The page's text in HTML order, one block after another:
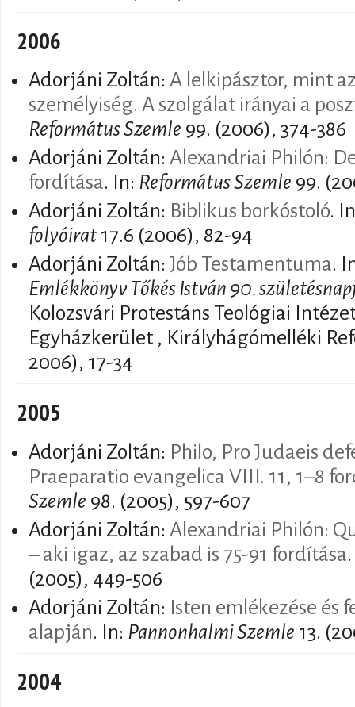
2006
Adorjáni Zoltán: A lelkipásztor, mint
személyiség. A szolgálat irányai a
Református Szemle 99. (2006), 374-386
Adorjáni Zoltán: Alexandriai Philón:
fordítása. In: Református Szemle 99.
Adorjáni Zoltán: Biblikus borkóstoló.
folyóirat17.6 (2006), 82-94
Adorjáni Zoltán: Jób Testamentuma.
Emlékkönyv Tőkés István 90.
Kolozsvári Protestáns Teológiai
Egyházkerület , Királyhágómelléki
2006), 17-34
2005
Adorjáni Zoltán: Philo, Pro Judaeis
Praeparatio evangelica VIII. 11, 1–8
Szemle 98. (2005), 597-607
Adorjáni Zoltán: Alexandriai Philón:
– aki igaz, az szabad is 75-91 fordítása
(2005), 449-506
Adorjáni Zoltán: Isten emlékezése és
alapján. In: Pannonhalmi Szemle 13.
2004